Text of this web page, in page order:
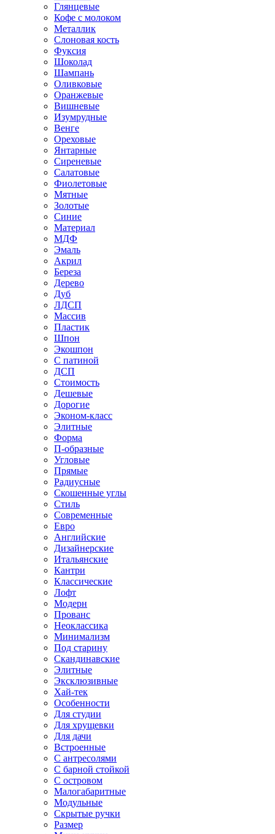
Глянцевые
Кофе с молоком
Металлик
Слоновая кость
Фуксия
Шоколад
Шампань
Оливковые
Оранжевые
Вишневые
Изумрудные
Венге
Ореховые
Янтарные
Сиреневые
Салатовые
Фиолетовые
Мятные
Золотые
Синие
Материал
МДФ
Эмаль
Акрил
Береза
Дерево
Дуб
ЛДСП
Массив
Пластик
Шпон
Экошпон
С патиной
ДСП
Стоимость
Дешевые
Дорогие
Эконом-класс
Элитные
Форма
П-образные
Угловые
Прямые
Радиусные
Скошенные углы
Стиль
Современные
Евро
Английские
Дизайнерские
Итальянские
Кантри
Классические
Лофт
Модерн
Прованс
Неоклассика
Минимализм
Под старину
Скандинавские
Элитные
Эксклюзивные
Хай-тек
Особенности
Для студии
Для хрущевки
Для дачи
Встроенные
С антресолями
С барной стойкой
С островом
Малогабаритные
Модульные
Скрытые ручки
Размер